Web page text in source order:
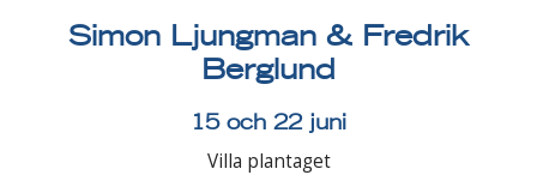
Simon Ljungman & Fredrik
Berglund
15 och 22 juni
Villa plantaget